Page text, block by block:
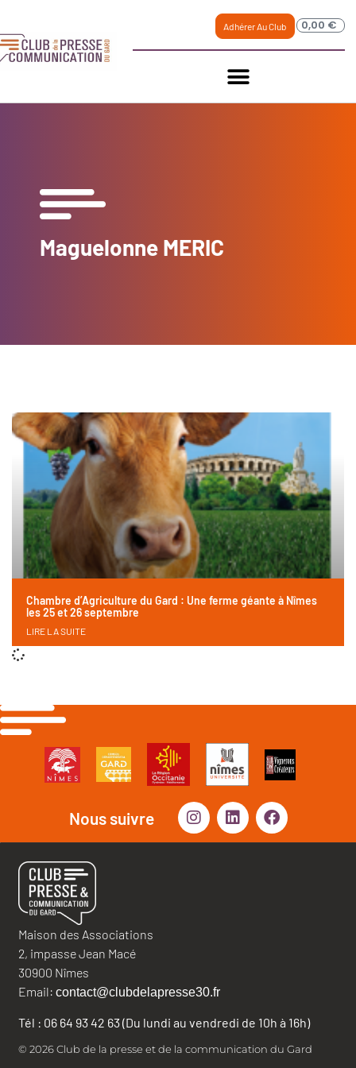
Adhérer Au Club 0,00 €
Maguelonne MERIC
Chambre d’Agriculture du Gard : Une ferme géante à Nîmes
les 25 et 26 septembre
LIRE LA SUITE
Nous suivre
Maison des Associations
2, impasse Jean Macé
30900 Nîmes
Email: contact@clubdelapresse30.fr
Tél : 06 64 93 42 63 (Du lundi au vendredi de 10h à 16h)
© 2026 Club de la presse et de la communication du Gard